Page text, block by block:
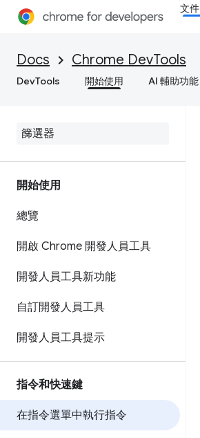
文件
Docs Chrome DevTools
DevTools 開始使用 AI 輔助功能
開始使用
總覽
開啟 Chrome 開發人員工具
開發人員工具新功能
自訂開發人員工具
開發人員工具提示
指令和快速鍵
在指令選單中執行指令